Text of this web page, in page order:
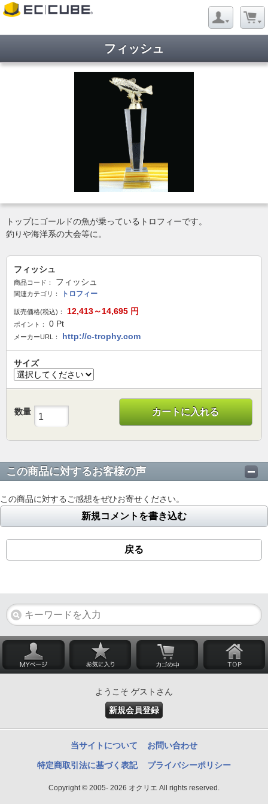
フィッシュ
トップにゴールドの魚が乗っているトロフィーです。
釣りや海洋系の大会等に。
フィッシュ
商品コード： フィッシュ
関連カテゴリ： トロフィー
販売価格(税込)： 12,413～14,695 円
ポイント： 0 Pt
メーカーURL： http://c-trophy.com
サイズ
数量 カートに入れる
この商品に対するお客様の声
この商品に対するご感想をぜひお寄せください。
新規コメントを書き込む
戻る
ようこそ ゲストさん
新規会員登録
当サイトについて お問い合わせ
特定商取引法に基づく表記 プライバシーポリシー
Copyright © 2005- 2026 オクリエ All rights reserved.